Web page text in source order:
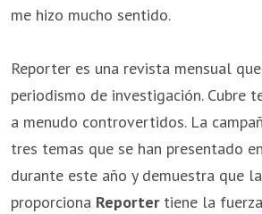
me hizo mucho sentido.
Reporter es una revista mensual
periodismo de investigación. Cubre
a menudo controvertidos. La
tres temas que se han presentado
durante este año y demuestra que
proporciona Reportertiene la